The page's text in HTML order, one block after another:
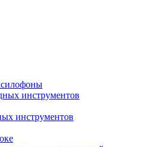
инструментов
инструментов